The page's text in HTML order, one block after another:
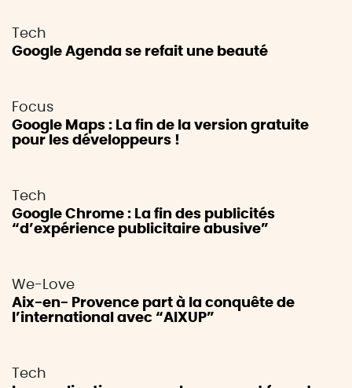
Tech
Google Agenda se refait une beauté
Focus
Google Maps : La fin de la version gratuite
pour les développeurs !
Tech
Google Chrome : La fin des publicités
“d’expérience publicitaire abusive”
We-Love
Aix-en- Provence part à la conquête de
l’international avec “AIXUP”
Tech